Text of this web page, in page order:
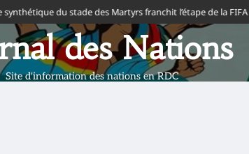
des Martyrs franchit l’étape de la FIFA Interclubs CAF
des Nations
Site d'information des nations en RDC